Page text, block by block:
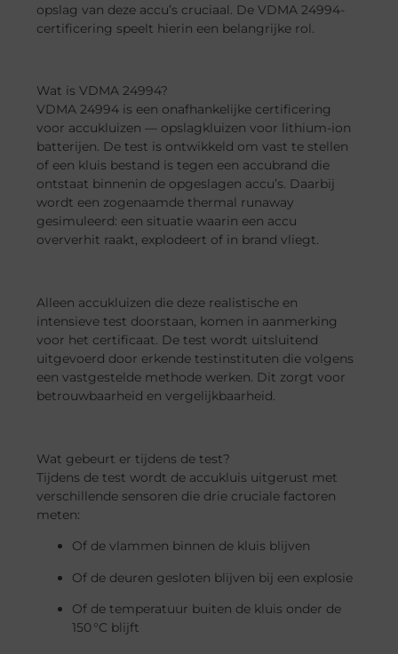
opslag van deze accu’s cruciaal. De VDMA 24994-
certificering speelt hierin een belangrijke rol.
Wat is VDMA 24994?
VDMA 24994 is een onafhankelijke certificering
voor accukluizen — opslagkluizen voor lithium-ion
batterijen. De test is ontwikkeld om vast te stellen
of een kluis bestand is tegen een accubrand die
ontstaat binnenin de opgeslagen accu’s. Daarbij
wordt een zogenaamde thermal runaway
gesimuleerd: een situatie waarin een accu
oververhit raakt, explodeert of in brand vliegt.
Alleen accukluizen die deze realistische en
intensieve test doorstaan, komen in aanmerking
voor het certificaat. De test wordt uitsluitend
uitgevoerd door erkende testinstituten die volgens
een vastgestelde methode werken. Dit zorgt voor
betrouwbaarheid en vergelijkbaarheid.
Wat gebeurt er tijdens de test?
Tijdens de test wordt de accukluis uitgerust met
verschillende sensoren die drie cruciale factoren
meten:
Of de vlammen binnen de kluis blijven
Of de deuren gesloten blijven bij een explosie
Of de temperatuur buiten de kluis onder de
150 °C blijft